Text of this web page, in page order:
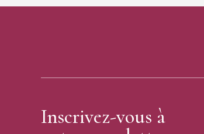
Inscrivez-vous à